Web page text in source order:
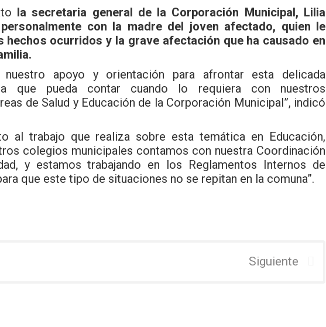
la secretaria general de la Corporación Municipal, Lilia
con la madre del joven afectado, quien le
hechos ocurridos y la grave afectación que ha causado en
apoyo y orientación para afrontar esta delicada
que pueda contar cuando lo requiera con nuestros
de Salud y Educación de la Corporación Municipal”, indicó
al trabajo que realiza sobre esta temática en Educación,
colegios municipales contamos con nuestra Coordinación
y estamos trabajando en los Reglamentos Internos de
que este tipo de situaciones no se repitan en la comuna”.
Siguiente